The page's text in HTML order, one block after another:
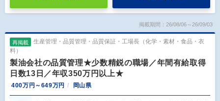
掲載期間：26/08/06～26/09/03
再掲載
生産管理・品質管理・品質保証・工場長（化学・素材・食品・衣
料）
製油会社の品質管理★少数精鋭の職場／年間有給取得
日数13日／年収350万円以上★
400万円～649万円 岡山県